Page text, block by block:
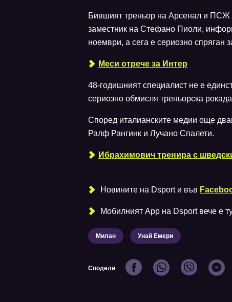
Бившият треньор на Арсенал и ПСЖ
заместник на Стефано Пиоли,
ноември, а сега е сериозно спряган
Меси отрече за Интер
48-годишният специалист не е
сериозно обмисля треньорска
Според италианските медии още
Ралф Рангинк и Лучано Спалети.
Ибрахимович тренира с
Новините на Dsport и във
Мобилният Аpp на Dsport вече е
Милан Унай Емери
Сподели